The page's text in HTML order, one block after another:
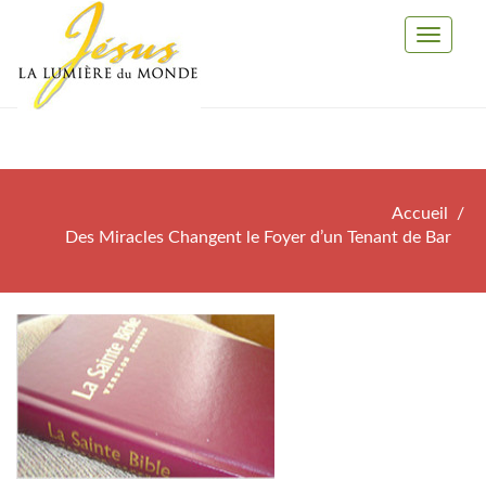
Toggle
Accueil
Des Miracles Changent le Foyer d’un Tenant de Bar